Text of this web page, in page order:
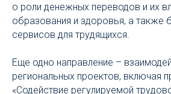
о роли денежных переводов и их
образования и здоровья, а также
сервисов для трудящихся.
Еще одно направление –
региональных проектов, включая
«Содействие регулируемой